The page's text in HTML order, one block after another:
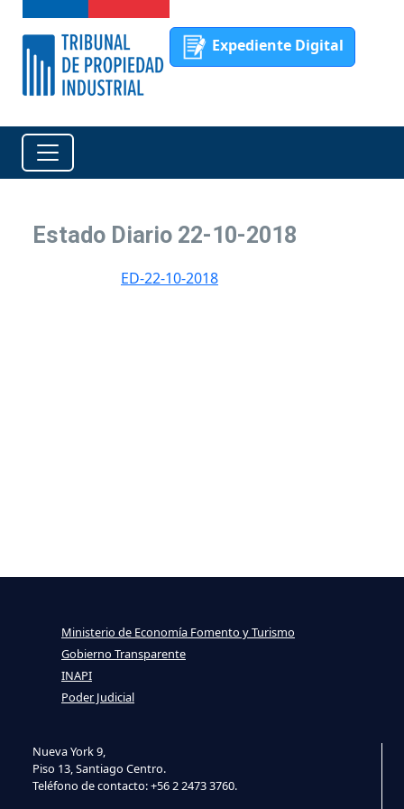
Expediente Digital
Estado Diario 22-10-2018
ED-22-10-2018
Nueva York 9,
Piso 13, Santiago Centro.
Teléfono de contacto: +56 2 2473 3760.
Ministerio de Economía Fomento y Turismo
Gobierno Transparente
INAPI
Poder Judicial